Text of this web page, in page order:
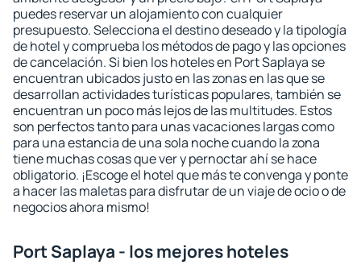
puedes reservar un alojamiento con cualquier
presupuesto. Selecciona el destino deseado y la tipología
de hotel y comprueba los métodos de pago y las opciones
de cancelación. Si bien los hoteles en Port Saplaya se
encuentran ubicados justo en las zonas en las que se
desarrollan actividades turísticas populares, también se
encuentran un poco más lejos de las multitudes. Estos
son perfectos tanto para unas vacaciones largas como
para una estancia de una sola noche cuando la zona
tiene muchas cosas que ver y pernoctar ahí se hace
obligatorio. ¡Escoge el hotel que más te convenga y ponte
a hacer las maletas para disfrutar de un viaje de ocio o de
negocios ahora mismo!
Port Saplaya - los mejores hoteles